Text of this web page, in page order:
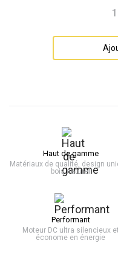
Haut de gamme
Matériaux de qualité, design
bois naturel
Performant
Moteur DC ultra silencieux et
économe en énergie